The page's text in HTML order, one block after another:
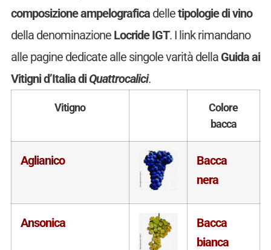
composizione ampelograficadelletipologie di vino
della denominazione Locride IGT. I link rimandano
alle pagine dedicate alle singole varità della Guida ai
Vitigni d’Italia diQuattrocalici.
Vitigno
Colore
bacca
Aglianico
Bacca
nera
Ansonica
Bacca
bianca